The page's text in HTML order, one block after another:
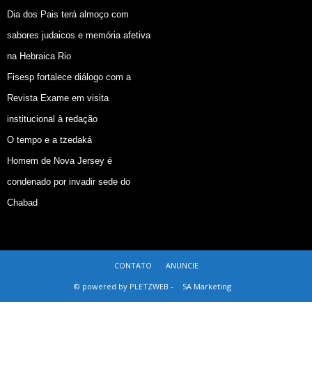
Dia dos Pais terá almoço com
sabores judaicos e memória afetiva
na Hebraica Rio
Fisesp fortalece diálogo com a
Revista Exame em visita
institucional à redação
O tempo e a tzedaká
Homem de Nova Jersey é
condenado por invadir sede do
Chabad
CONTATO
ANUNCIE
© powered by PLETZWEB -
SA Marketing